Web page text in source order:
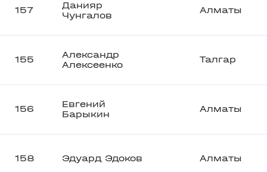
157
Данияр
Чунгалов
Алматы
155
Александр
Алексеенко
Талгар
156
Евгений
Барыкин
Алматы
158 Эдуард Эдоков Алматы